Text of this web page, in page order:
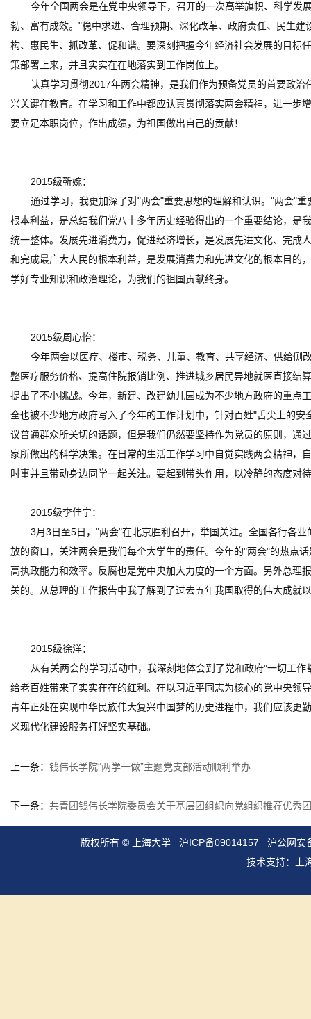
今年全国两会是在党中央领导下，召开的一次高举旗帜、科学发
勃、富有成效。"稳中求进、合理预期、深化改革、政府责任、民生
构、惠民生、抓改革、促和谐。要深刻把握今年经济社会发展的目标
策部署上来，并且实实在在地落实到工作岗位上。
认真学习贯彻2017年两会精神，是我们作为预备党员的首要政
兴关键在教育。在学习和工作中都应认真贯彻落实两会精神，进一步
要立足本职岗位，作出成绩，为祖国做出自己的贡献！
2015级靳婉：
通过学习，我更加深了对"两会"重要思想的理解和认识。"两会"
根本利益，是总结我们党八十多年历史经验得出的一个重要结论，是
统一整体。发展先进消费力，促进经济增长，是发展先进文化、完成
和完成最广大人民的根本利益，是发展消费力和先进文化的根本目的
学好专业知识和政治理论，为我们的祖国贡献终身。
2015级周心怡：
今年两会以医疗、楼市、税务、儿童、教育、共享经济、供给侧
整医疗服务价格、提高住院报销比例、推进城乡居民异地就医直接结
提出了不小挑战。今年，新建、改建幼儿园成为不少地方政府的重点
全也被不少地方政府写入了今年的工作计划中，针对百姓"舌尖上的
议普通群众所关切的话题，但是我们仍然要坚持作为党员的原则，通
家所做出的科学决策。在日常的生活工作学习中自觉实践两会精神
时事并且带动身边同学一起关注。要起到带头作用，以冷静的态度对
2015级李佳宁：
3月3日至5日，"两会"在北京胜利召开，举国关注。全国各行各
放的窗口，关注两会是我们每个大学生的责任。今年的"两会"的热点
高执政能力和效率。反腐也是党中央加大力度的一个方面。另外总理
关的。从总理的工作报告中我了解到了过去五年我国取得的伟大成
2015级徐洋：
从有关两会的学习活动中，我深刻地体会到了党和政府"一切工
给老百姓带来了实实在在的红利。在以习近平同志为核心的党中央领
青年正处在实现中华民族伟大复兴中国梦的历史进程中，我们应该更
义现代化建设服务打好坚实基础。
上一条： 钱伟长学院“两学一做”主题党支部活动顺利举办
下一条： 共青团钱伟长学院委员会关于基层团组织向党组织推荐优秀
版权所有 ©上海大学 沪ICP备09014157
沪公网安
技术支持：